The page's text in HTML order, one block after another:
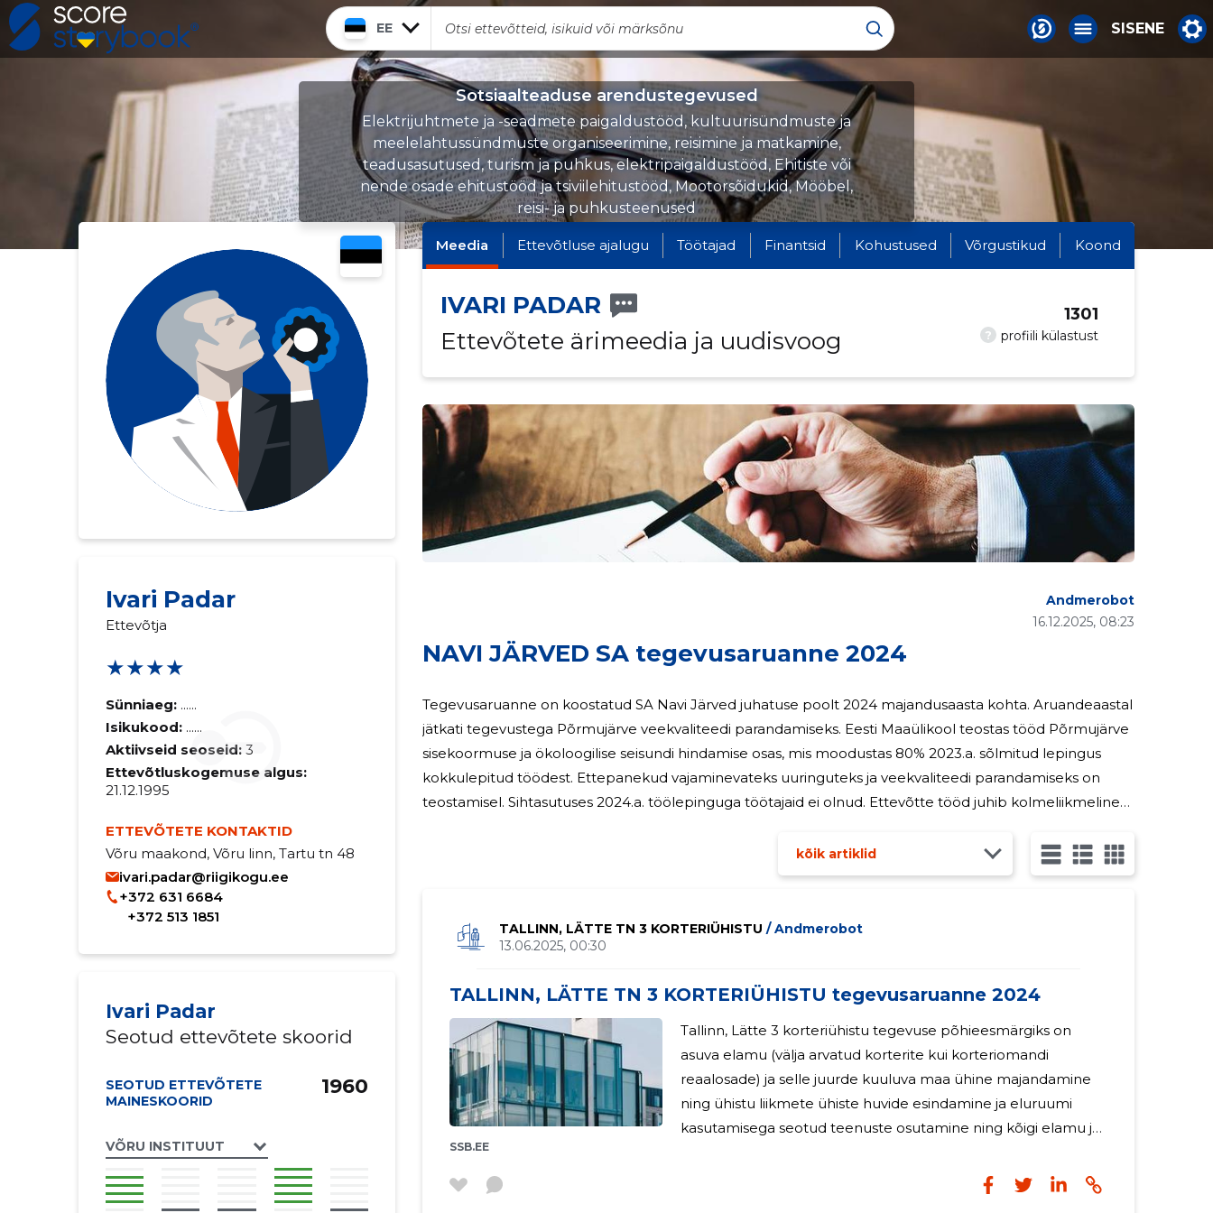
EE SISENE
Sotsiaalteaduse arendustegevused
Elektrijuhtmete ja -seadmete paigaldustööd, kultuurisündmuste ja
meelelahtussündmuste organiseerimine, reisimine ja matkamine,
teadusasutused, turism ja puhkus, elektripaigaldustööd, Ehitiste või
nende osade ehitustööd ja tsiviilehitustööd, Mootorsõidukid, Mööbel,
reisi- ja puhkusteenused
Ivari Padar
Ettevõtja
★★★★
Sünniaeg: ......
Isikukood: ......
Aktiivseid seoseid: 3
Ettevõtluskogemuse algus:
21.12.1995
ETTEVÕTETE KONTAKTID
Võru maakond, Võru linn, Tartu tn 48
ivari.padar@riigikogu.ee
+372 631 6684
+372 513 1851
Ivari Padar
Seotud ettevõtete skoorid
SEOTUD ETTEVÕTETE
MAINESKOORID
VÕRU INSTITUUT
1960
Meedia Ettevõtluse ajalugu Töötajad Finantsid Kohustused Võrgustikud Koond
IVARI PADAR
Ettevõtete ärimeedia ja uudisvoog
? profiili külastust
1301
NAVI JÄRVED SA tegevusaruanne 2024
16.12.2025, 08:23
Andmerobot
Tegevusaruanne on koostatud SA Navi Järved juhatuse poolt 2024 majandusaasta kohta. Aruandeaastal
jätkati tegevustega Põrmujärve veekvaliteedi parandamiseks. Eesti Maaülikool teostas tööd Põrmujärve
sisekoormuse ja ökoloogilise seisundi hindamise osas, mis moodustas 80% 2023.a. sõlmitud lepingus
kokkulepitud töödest. Ettepanekud vajaminevateks uuringuteks ja veekvaliteedi parandamiseks on
teostamisel. Sihtasutuses 2024.a. töölepinguga töötajaid ei olnud. Ettevõtte tööd juhib kolmeliikmeline
kõik artiklid
TALLINN, LÄTTE TN 3 KORTERIÜHISTU / Andmerobot
13.06.2025, 00:30
TALLINN, LÄTTE TN 3 KORTERIÜHISTU tegevusaruanne 2024
SSB.EE
Tallinn, Lätte 3 korteriühistu tegevuse põhieesmärgiks on
asuva elamu (välja arvatud korterite kui korteriomandi
reaalosade) ja selle juurde kuuluva maa ühine majandamine
ning ühistu liikmete ühiste huvide esindamine ja eluruumi
kasutamisega seotud teenuste osutamine ning kõigi elamu ja
Sinu nimi
Sinu kommentaar